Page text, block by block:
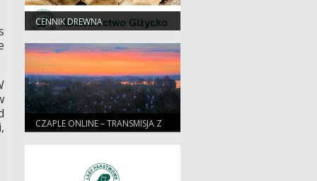
CENNIK DREWNA
CZAPLE ONLINE – TRANSMISJA Z
KOLONII CZAPLI SIWEJ I BIAŁEJ